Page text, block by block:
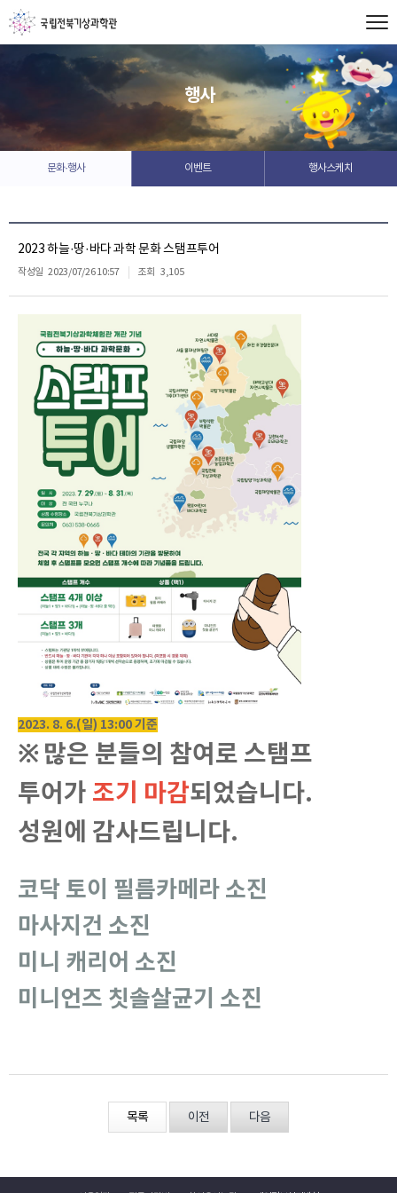
행사
문화·행사 이벤트 행사스케치
2023 하늘·땅·바다 과학 문화 스탬프투어
작성일 2023/07/26 10:57 조회 3,105
2023. 8. 6.(일) 13:00 기준
※ 많은 분들의 참여로 스탬프
투어가 조기 마감되었습니다.
성원에 감사드립니다.
코닥 토이 필름카메라 소진
마사지건 소진
미니 캐리어 소진
미니언즈 칫솔살균기 소진
목록 이전 다음